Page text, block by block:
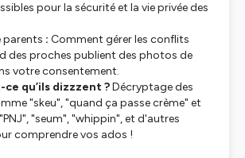
pour la sécurité et la vie privée des
parents : Comment gérer les conflits
des proches publient des photos de
votre consentement.
ce qu’ils dizzzent ?Décryptage des
"skeu", "quand ça passe crème" et
"seum", "whippin", et d'autres
comprendre vos ados !